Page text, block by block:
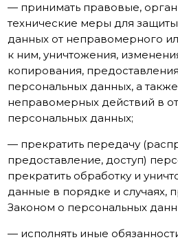
— принимать правовые,
технические меры для
данных от неправомерного
к ним, уничтожения,
копирования,
персональных данных, а
неправомерных действий в
персональных данных;
— прекратить передачу
предоставление, доступ)
прекратить обработку и
данные в порядке и случаях,
Законом о персональных
— исполнять иные